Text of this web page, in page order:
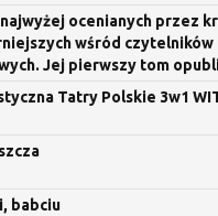
ocenianych przez
wśród czytelników
Jej pierwszy tom
Tatry Polskie 3w1
babciu